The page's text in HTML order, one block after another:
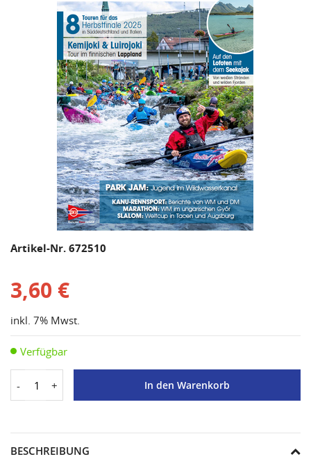
Artikel-Nr. 672510
3,60 €
inkl. 7% Mwst.
Verfügbar
- + In den Warenkorb
BESCHREIBUNG